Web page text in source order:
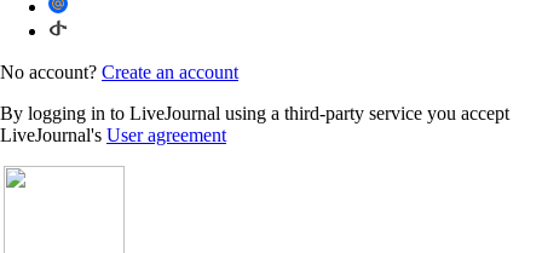
No account? Create an account
By logging in to LiveJournal using a third-party service you accept
LiveJournal's User agreement